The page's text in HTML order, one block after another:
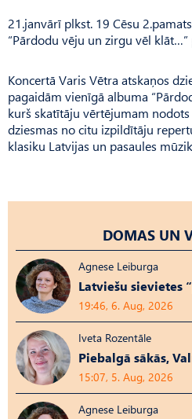
21.janvārī plkst. 19 Cēsu
“Pārdodu vēju un zirgu vēl
Koncertā Varis Vētra atskaņos
pagaidām vienīgā albuma
kurš skatītāju vērtējumam
dziesmas no citu izpildītāju
klasiku Latvijas un pasaules
DOMAS UN
Agnese Leiburga
Latviešu sievietes
19:46, 6. Aug, 2026
Iveta Rozentāle
Piebalgā sākās,
15:07, 5. Aug, 2026
Agnese Leiburga